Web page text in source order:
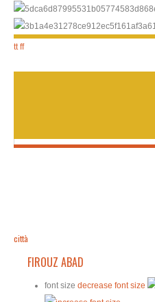
tt ff
HOTEL
visto
città
FIROUZ ABAD
font size decrease font size